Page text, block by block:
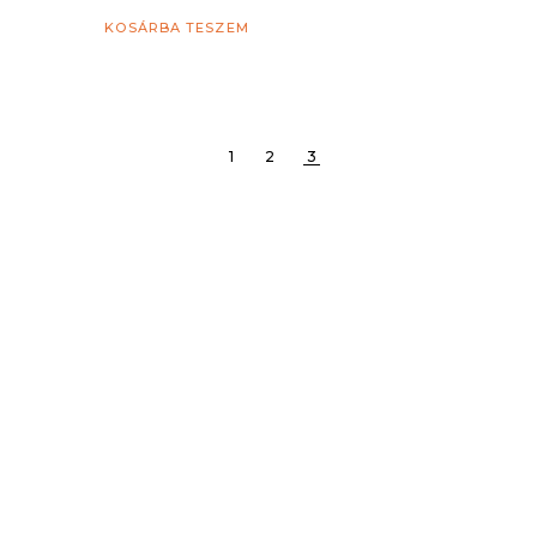
KOSÁRBA TESZEM
1 2 3